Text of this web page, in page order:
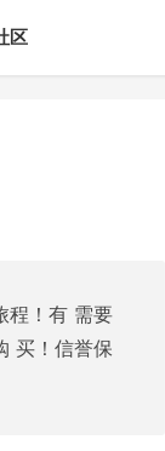
区
程！有 需要
买！信誉保